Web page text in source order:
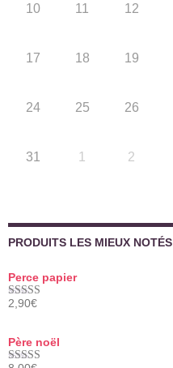
10 11 12
17 18 19
24 25 26
31 1 2
PRODUITS LES MIEUX NOTÉS
Perce papier
Note5.00
2,90€
Père noël